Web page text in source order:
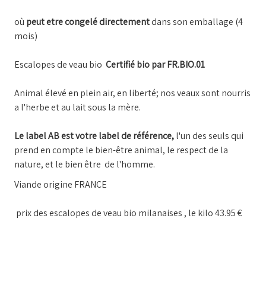
où peut etre congelé directementdans son emballage (4
mois)
Escalopes de veau bio Certifié bio par FR.BIO.01
Animal élevé en plein air, en liberté; nos veaux sont nourris
a l'herbe et au lait sous la mère.
Le label AB est votre label de référence,l'un des seuls qui
prend en compte le bien-être animal, le respect de la
nature, et le bien être de l'homme.
Viande origine FRANCE
prix des escalopes de veau bio milanaises , le kilo 43.95 €